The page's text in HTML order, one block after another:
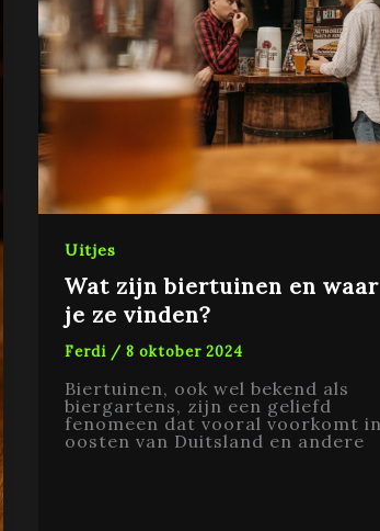
Uitjes
Wat zijn biertuinen en
je ze vinden?
Ferdi / 8 oktober 2024
Biertuinen, ook wel bekend als
biergartens, zijn een geliefd
fenomeen dat vooral voorkomt
oosten van Duitsland en andere